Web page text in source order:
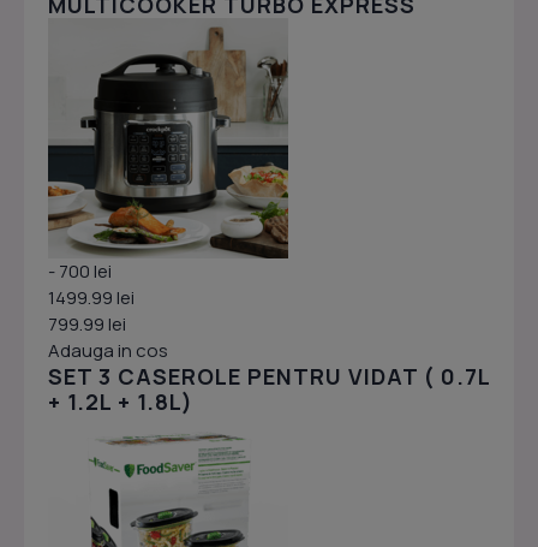
- 700 lei
1499.99 lei
799.99 lei
Adauga in cos
SET 3 CASEROLE PENTRU VIDAT ( 0.7L
+ 1.2L + 1.8L)